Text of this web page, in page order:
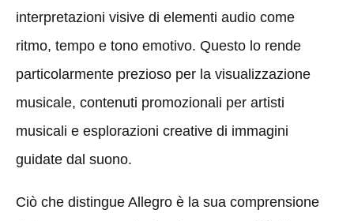
interpretazioni visive di elementi audio come
ritmo, tempo e tono emotivo. Questo lo rende
particolarmente prezioso per la visualizzazione
musicale, contenuti promozionali per artisti
musicali e esplorazioni creative di immagini
guidate dal suono.
Ciò che distingue Allegro è la sua comprensione